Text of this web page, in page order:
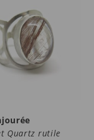
Quartz rutile